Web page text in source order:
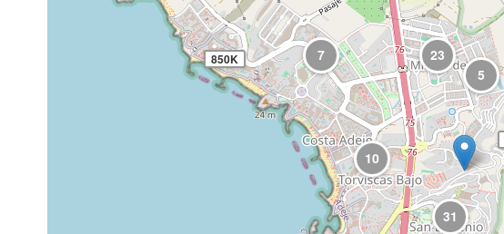
850K
5
10
31
7 23